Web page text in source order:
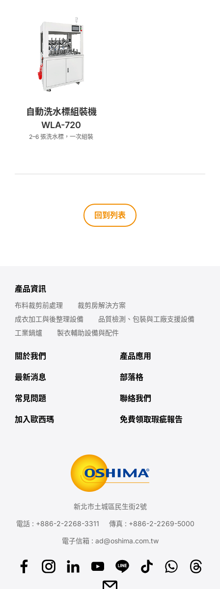
自動洗水標組裝機
WLA-720
2–6 張洗水標，一次組裝
回到列表
產品資訊
布料裁剪前處理
裁剪房解決方案
成衣加工與後整理設備
品質檢測、包裝與工廠支援設備
工業鍋爐
製衣輔助設備與配件
關於我們 產品應用
最新消息 部落格
常見問題 聯絡我們
加入歐西瑪 免費領取瑕疵報告
新北市土城區民生街2號
電話 : +886-2-2268-3311 傳真 : +886-2-2269-5000
電子信箱 : ad@oshima.com.tw